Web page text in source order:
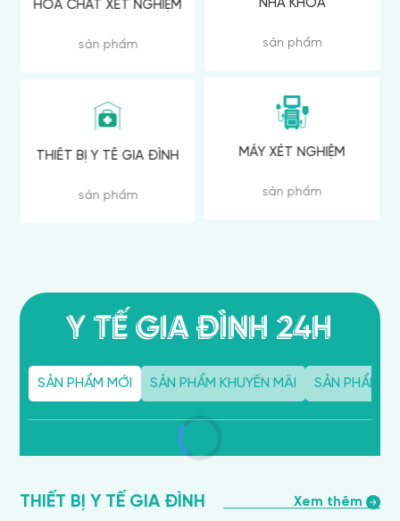
HÓA CHẤT XÉT NGHIỆM
sản phẩm
THIẾT BỊ Y TẾ GIA ĐÌNH
sản phẩm
NHA KHOA
sản phẩm
MÁY XÉT NGHIỆM
sản phẩm
Y TẾ GIA ĐÌNH 24H
SẢN PHẨM MỚI SẢN PHẨM KHUYẾN MÃI SẢN PHẨM
THIẾT BỊ Y TẾ GIA ĐÌNH Xem thêm